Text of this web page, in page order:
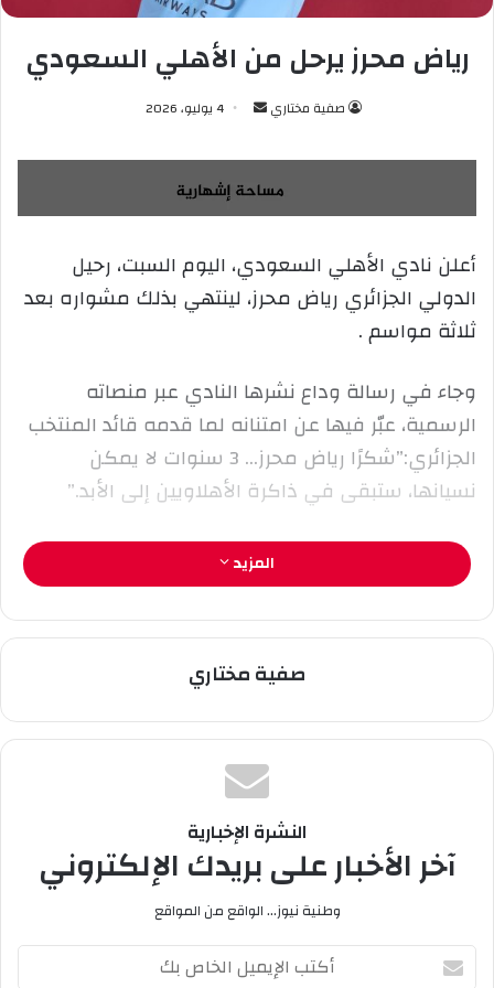
رياض محرز يرحل من الأهلي السعودي
صفية مختاري
س
ل
ب
ي
د
ك
ت
و
ن
ا
4 يوليو، 2026
أعلن نادي الأهلي السعودي، اليوم السبت، رحيل
الدولي الجزائري رياض محرز، لينتهي بذلك مشواره بعد
ثلاثة مواسم .
وجاء في رسالة وداع نشرها النادي عبر منصاته
الرسمية، عبّر فيها عن امتنانه لما قدمه قائد المنتخب
الجزائري:”شكرًا رياض محرز… 3 سنوات لا يمكن
نسيانها، ستبقى في ذاكرة الأهلاويين إلى الأبد.”
المزيد
صفية مختاري
النشرة الإخبارية
آخر الأخبار على بريدك الإلكتروني
وطنية نيوز... الواقع من المواقع
أ